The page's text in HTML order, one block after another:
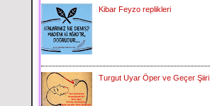
Kibar Feyzo replikleri
Turgut Uyar Öper ve Geçer Şiiri